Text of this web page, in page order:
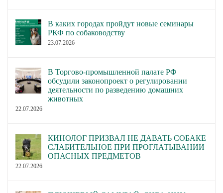
В каких городах пройдут новые семинары
РКФ по собаководству
23.07.2026
В Торгово-промышленной палате РФ
обсудили законопроект о регулировании
деятельности по разведению домашних
животных
22.07.2026
КИНОЛОГ ПРИЗВАЛ НЕ ДАВАТЬ СОБАКЕ
СЛАБИТЕЛЬНОЕ ПРИ ПРОГЛАТЫВАНИИ
ОПАСНЫХ ПРЕДМЕТОВ
22.07.2026